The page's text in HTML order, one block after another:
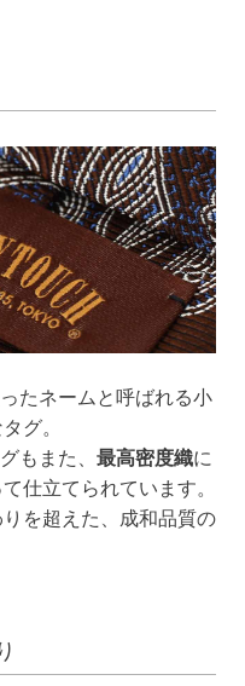
たネームと呼ばれる小
グ。
もまた、 最高密度織に
仕立てられています。
を超えた、成和品質の